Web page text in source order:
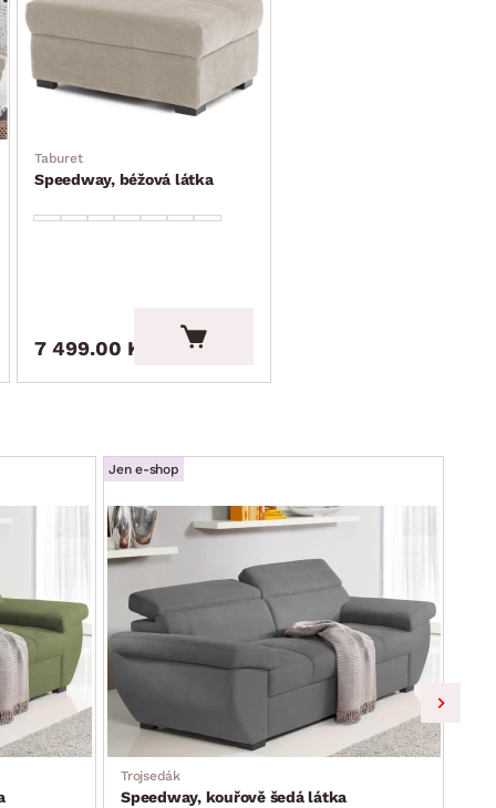
Taburet
Speedway, béžová látka
7 499.00 Kč
Jen e-shop
Trojsedák
Speedway, kouřově šedá látka